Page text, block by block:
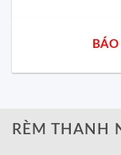
RÈM THANH